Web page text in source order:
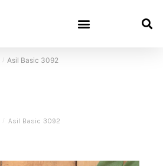
/ Asil Basic 3092
/ Asil Basic 3092